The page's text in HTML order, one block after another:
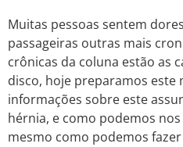
Muitas pessoas sentem
passageiras outras mais
crônicas da coluna estão as
disco, hoje preparamos
informações sobre este
hérnia, e como podemos
mesmo como podemos